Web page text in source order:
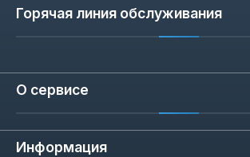
Горячая линия обслуживания
О сервисе
Информация